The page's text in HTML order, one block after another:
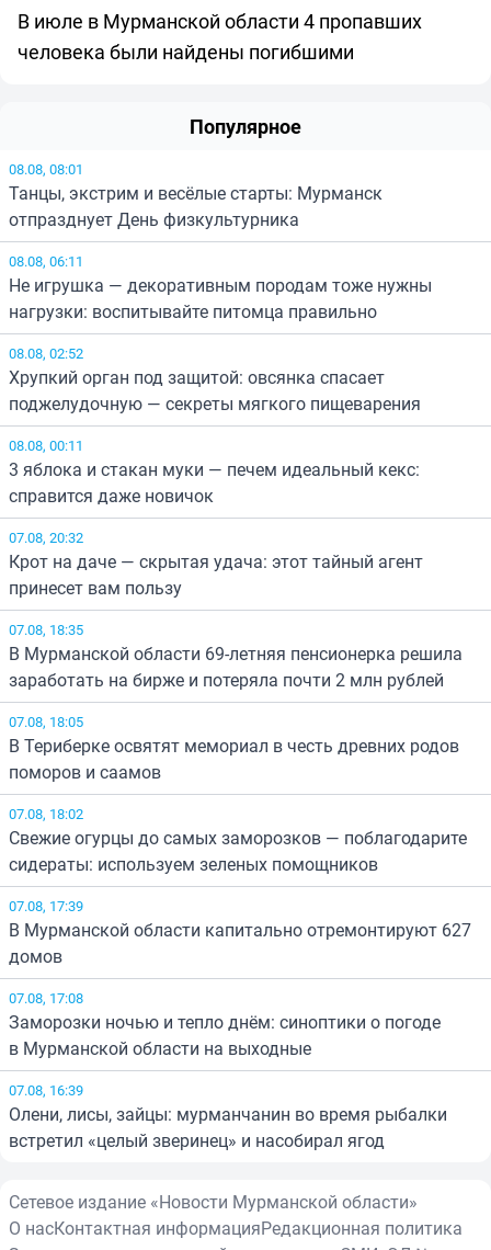
В июле в Мурманской области 4 пропавших
человека были найдены погибшими
Популярное
08.08, 08:01
Танцы, экстрим и весёлые старты: Мурманск
отпразднует День физкультурника
08.08, 06:11
Не игрушка — декоративным породам тоже нужны
нагрузки: воспитывайте питомца правильно
08.08, 02:52
Хрупкий орган под защитой: овсянка спасает
поджелудочную — секреты мягкого пищеварения
08.08, 00:11
3 яблока и стакан муки — печем идеальный кекс:
справится даже новичок
07.08, 20:32
Крот на даче — скрытая удача: этот тайный агент
принесет вам пользу
07.08, 18:35
В Мурманской области 69-летняя пенсионерка решила
заработать на бирже и потеряла почти 2 млн рублей
07.08, 18:05
В Териберке освятят мемориал в честь древних родов
поморов и саамов
07.08, 18:02
Свежие огурцы до самых заморозков — поблагодарите
сидераты: используем зеленых помощников
07.08, 17:39
В Мурманской области капитально отремонтируют 627
домов
07.08, 17:08
Заморозки ночью и тепло днём: синоптики о погоде
в Мурманской области на выходные
07.08, 16:39
Олени, лисы, зайцы: мурманчанин во время рыбалки
встретил «целый зверинец» и насобирал ягод
Сетевое издание «Новости Мурманской области»
О насКонтактная информацияРедакционная политика